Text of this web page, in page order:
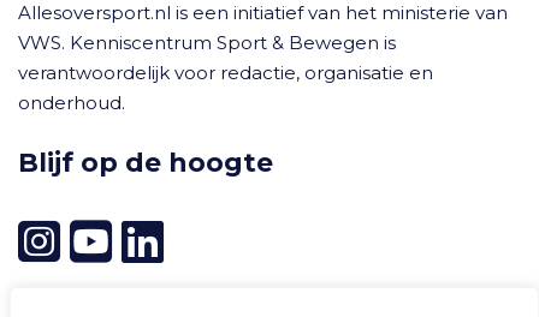
Allesoversport.nl is een initiatief van het ministerie van
VWS. Kenniscentrum Sport & Bewegen is
verantwoordelijk voor redactie, organisatie en
onderhoud.
Blijf op de hoogte